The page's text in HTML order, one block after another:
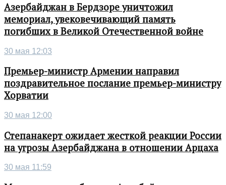
Азербайджан в Бердзоре уничтожил
мемориал, увековечивающий память
погибших в Великой Отечественной войне
30 мая 12:03
Премьер-министр Армении направил
поздравительное послание премьер-министру
Хорватии
30 мая 12:00
Степанакерт ожидает жесткой реакции России
на угрозы Азербайджана в отношении Арцаха
30 мая 11:59